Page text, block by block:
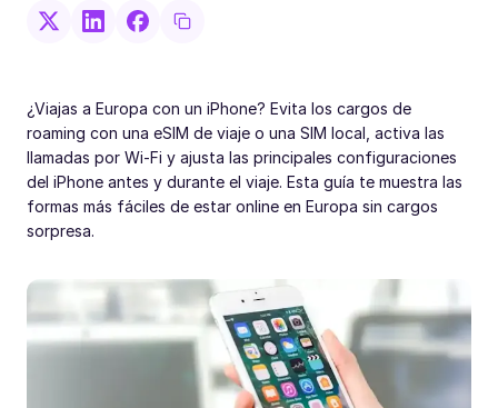
¿Viajas a Europa con un iPhone? Evita los cargos de
roaming con una eSIM de viaje o una SIM local, activa las
llamadas por Wi-Fi y ajusta las principales configuraciones
del iPhone antes y durante el viaje. Esta guía te muestra las
formas más fáciles de estar online en Europa sin cargos
sorpresa.